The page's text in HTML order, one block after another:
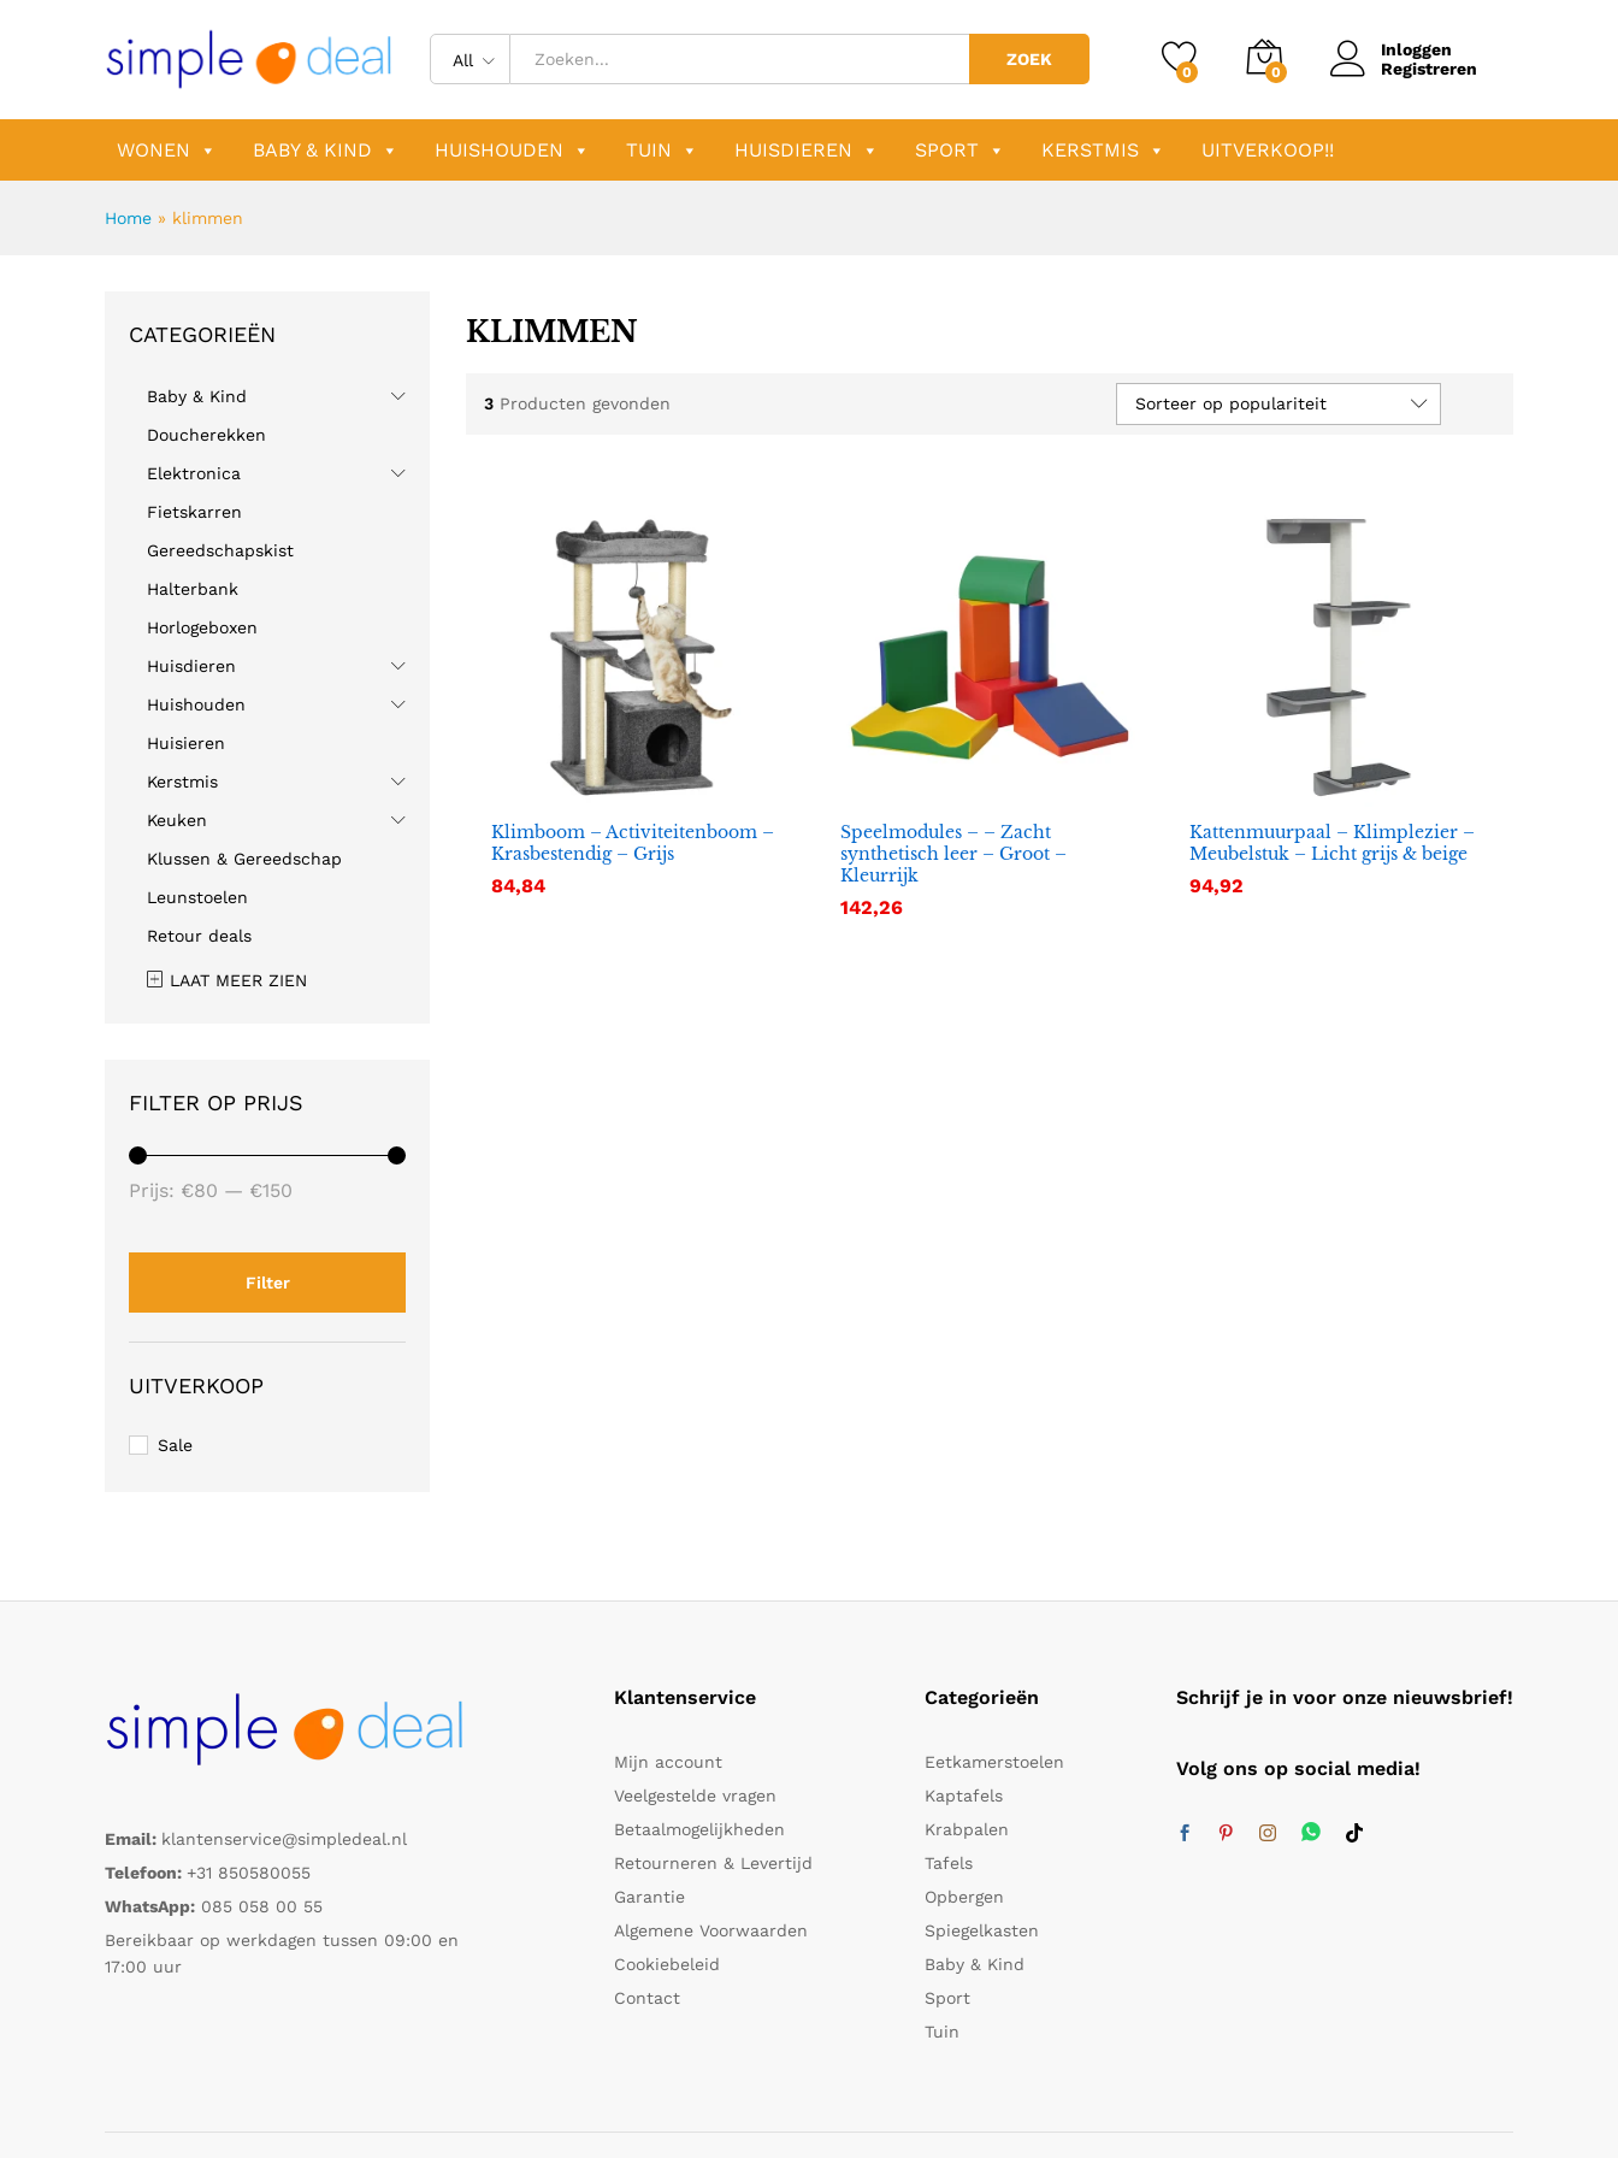
All ZOEK
0 0
Inloggen
Registreren
WONEN BABY & KIND HUISHOUDEN TUIN HUISDIEREN SPORT KERSTMIS UITVERKOOP!!
Home » klimmen
KLIMMEN
3 Producten gevonden Sorteer op populariteit
Klimboom – Activiteitenboom –
Krasbestendig – Grijs
84,84
84,84
Speelmodules – – Zacht
synthetisch leer – Groot –
Kleurrijk
142,26
142,26
Kattenmuurpaal – Klimplezier –
Meubelstuk – Licht grijs & beige
94,92
94,92
CATEGORIEËN
Baby & Kind
Doucherekken
Elektronica
Fietskarren
Gereedschapskist
Halterbank
Horlogeboxen
Huisdieren
Huishouden
Huisieren
Kerstmis
Keuken
Klussen & Gereedschap
Leunstoelen
Retour deals
LAAT MEER ZIEN
FILTER OP PRIJS
Filter
Prijs: €80 — €150
UITVERKOOP
Sale
Email: klantenservice@simpledeal.nl
Telefoon: +31 850580055
WhatsApp: 085 058 00 55
Bereikbaar op werkdagen tussen 09:00 en
17:00 uur
Klantenservice
Mijn account
Veelgestelde vragen
Betaalmogelijkheden
Retourneren & Levertijd
Garantie
Algemene Voorwaarden
Cookiebeleid
Contact
Categorieën
Eetkamerstoelen
Kaptafels
Krabpalen
Tafels
Opbergen
Spiegelkasten
Baby & Kind
Sport
Tuin
Schrijf je in voor onze nieuwsbrief!
Volg ons op social media!